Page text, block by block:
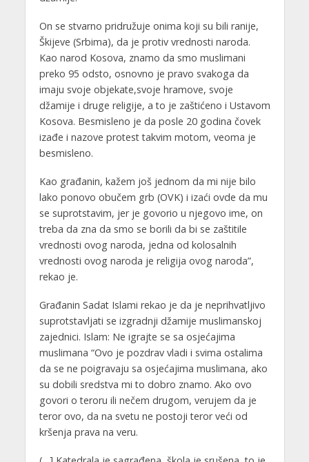
On se stvarno pridružuje onima koji su bili ranije,
Škijeve (Srbima), da je protiv vrednosti naroda.
Kao narod Kosova, znamo da smo muslimani
preko 95 odsto, osnovno je pravo svakoga da
imaju svoje objekate,svoje hramove, svoje
džamije i druge religije, a to je zaštićeno i Ustavom
Kosova. Besmisleno je da posle 20 godina čovek
izađe i nazove protest takvim motom, veoma je
besmisleno.
Kao građanin, kažem još jednom da mi nije bilo
lako ponovo obučem grb (OVK) i izaći ovde da mu
se suprotstavim, jer je govorio u njegovo ime, on
treba da zna da smo se borili da bi se zaštitile
vrednosti ovog naroda, jedna od kolosalnih
vrednosti ovog naroda je religija ovog naroda”,
rekao je.
Građanin Sadat Islami rekao je da je neprihvatljivo
suprotstavljati se izgradnji džamije muslimanskoj
zajednici. Islam: Ne igrajte se sa osjećajima
muslimana “Ovo je pozdrav vladi i svima ostalima
da se ne poigravaju sa osjećajima muslimana, ako
su dobili sredstva mi to dobro znamo. Ako ovo
govori o teroru ili nečem drugom, verujem da je
teror ovo, da na svetu ne postoji teror veći od
kršenja prava na veru.